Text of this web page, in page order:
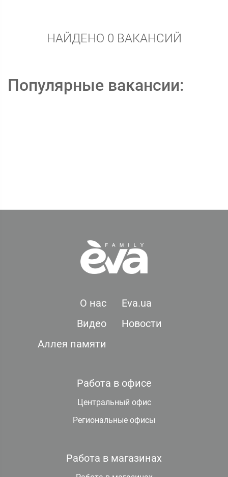
НАЙДЕНО 0 ВАКАНСИЙ
Популярные вакансии:
О нас
Eva.ua
Видео
Новости
Аллея памяти
Работа в офисе
Центральный офис
Региональные офисы
Работа в магазинах